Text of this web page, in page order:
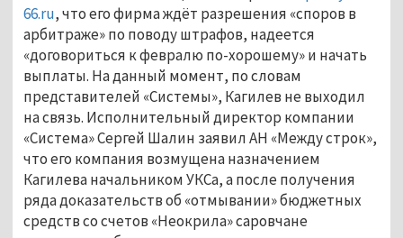
66.ru, что его фирма ждёт разрешения «споров в
арбитраже» по поводу штрафов, надеется
«договориться к февралю по-хорошему» и начать
выплаты. На данный момент, по словам
представителей «Системы», Кагилев не выходил
на связь. Исполнительный директор компании
«Система» Сергей Шалин заявил АН «Между строк»,
что его компания возмущена назначением
Кагилева начальником УКСа, а после получения
ряда доказательств об «отмывании» бюджетных
средств со счетов «Неокрила» саровчане